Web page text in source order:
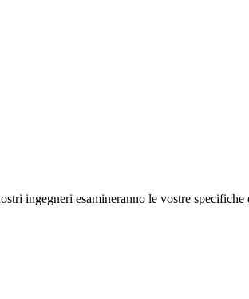
ingegneri esamineranno le vostre specifiche